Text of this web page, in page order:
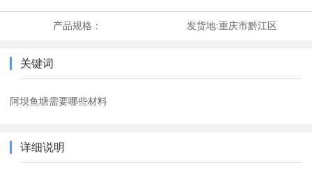
产品规格： 发货地:重庆市黔江区
关键词
阿坝鱼塘需要哪些材料
详细说明